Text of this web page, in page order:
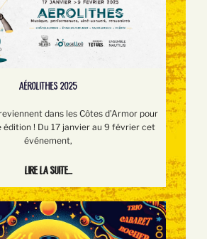
AÉROLITHES 2025
dans les Côtes d’Armor pour
édition ! Du 17 janvier au 9 février cet
événement,
Lire la suite...